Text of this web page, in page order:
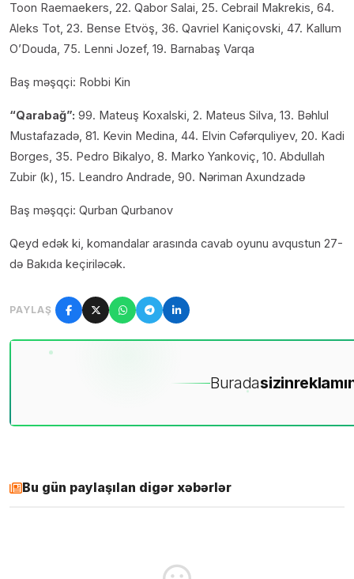
Toon Raemaekers, 22. Qabor Salai, 25. Cebrail Makrekis, 64.
Aleks Tot, 23. Bense Etvöş, 36. Qavriel Kaniçovski, 47. Kallum
O’Douda, 75. Lenni Jozef, 19. Barnabaş Varqa
Baş məşqçi: Robbi Kin
“Qarabağ”: 99. Mateuş Koxalski, 2. Mateus Silva, 13. Bəhlul
Mustafazadə, 81. Kevin Medina, 44. Elvin Cəfərquliyev, 20. Kadi
Borges, 35. Pedro Bikalyo, 8. Marko Yankoviç, 10. Abdullah
Zubir (k), 15. Leandro Andrade, 90. Nəriman Axundzadə
Baş məşqçi: Qurban Qurbanov
Qeyd edək ki, komandalar arasında cavab oyunu avqustun 27-
də Bakıda keçiriləcək.
PAYLAŞ
Buradasizin
Bu gün paylaşılan digər xəbərlər